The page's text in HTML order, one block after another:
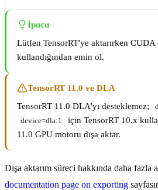
İpucu
Lütfen TensorRT'ye aktarırken
kullandığından emin ol.
TensorRT 11.0 ve DLA
TensorRT 11.0 DLA'yı desteklemez;
device=dla:1
için TensorRT 10.x
11.0 GPU motoru dışa aktar.
Dışa aktarım süreci hakkında daha fazla
documentation page on exporting